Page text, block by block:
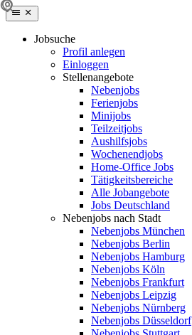
Jobsuche
Profil anlegen
Einloggen
Stellenangebote
Nebenjobs
Ferienjobs
Minijobs
Teilzeitjobs
Aushilfsjobs
Wochenendjobs
Home-Office Jobs
Tätigkeitsbereiche
Alle Jobangebote
Jobs Deutschland
Nebenjobs nach Stadt
Nebenjobs München
Nebenjobs Berlin
Nebenjobs Hamburg
Nebenjobs Köln
Nebenjobs Frankfurt
Nebenjobs Leipzig
Nebenjobs Nürnberg
Nebenjobs Düsseldorf